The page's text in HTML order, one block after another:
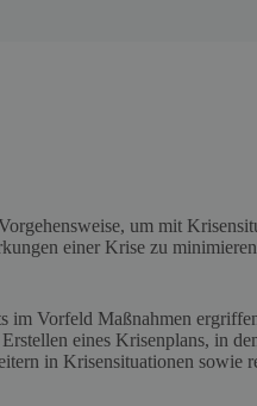
um mit
einer Krise zu
im Vorfeld Maßnahmen
eines Krisenplans, in
in Krisensituationen sowie